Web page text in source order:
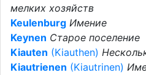
мелких хозяйств
Keulenburg Имение
Keynen Старое поселение
Kiauten (Kiauthen)
Kiautrienen (Kiautrinen)